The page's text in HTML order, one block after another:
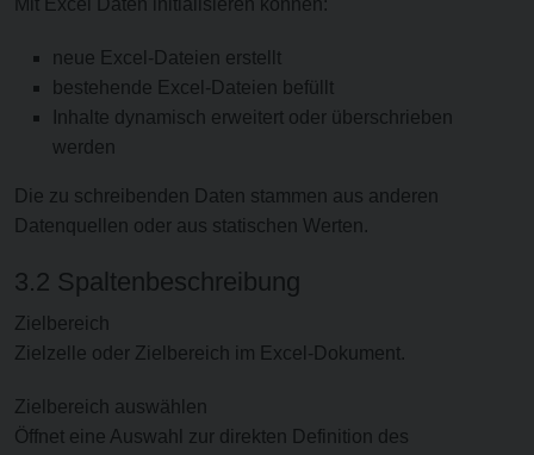
Mit Excel Daten initialisieren können:
neue Excel-Dateien erstellt
bestehende Excel-Dateien befüllt
Inhalte dynamisch erweitert oder überschrieben
werden
Die zu schreibenden Daten stammen aus anderen
Datenquellen oder aus statischen Werten.
3.2 Spaltenbeschreibung
Zielbereich
Zielzelle oder Zielbereich im Excel-Dokument.
Zielbereich auswählen
Öffnet eine Auswahl zur direkten Definition des